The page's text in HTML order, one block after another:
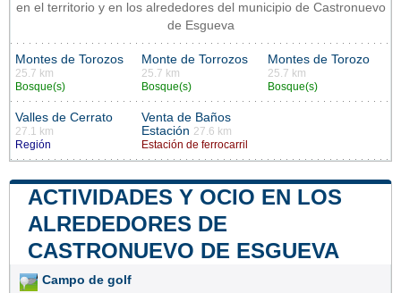
en el territorio y en los alrededores del municipio de Castronuevo
de Esgueva
Montes de Torozos
25.7 km
Bosque(s)
Monte de Torrozos
25.7 km
Bosque(s)
Montes de Torozo
25.7 km
Bosque(s)
Valles de Cerrato
27.1 km
Región
Venta de Baños
Estación 27.6 km
Estación de ferrocarril
ACTIVIDADES Y OCIO EN LOS
ALREDEDORES DE
CASTRONUEVO DE ESGUEVA
Campo de golf